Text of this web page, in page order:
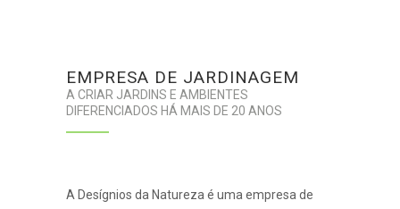
EMPRESA DE JARDINAGEM
A CRIAR JARDINS E AMBIENTES
DIFERENCIADOS HÁ MAIS DE 20 ANOS
A Desígnios da Natureza é uma empresa de